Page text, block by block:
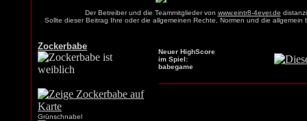
Der Betreiber und die Teammitglieder von www.eintr8-4ever.de
Sollte dieser Beitrag Ihre oder die allgemeinen Rechte, Normen und die
Zockerbabe
Grünschnabel
Neuer HighScore
im Spiel:
babegame